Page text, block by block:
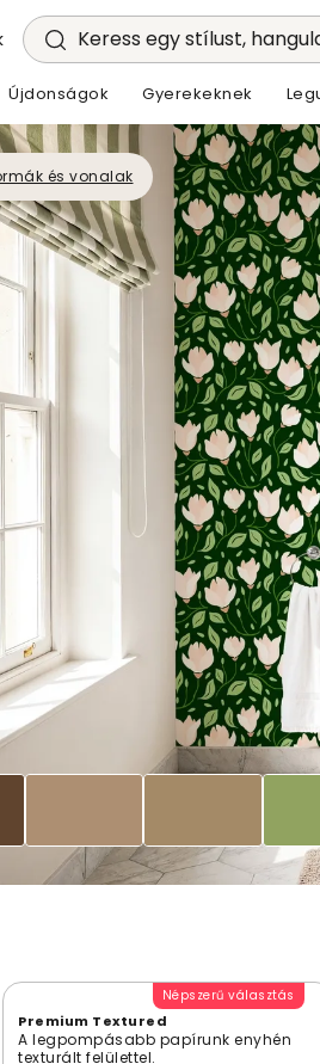
Keress egy stílust,
Újdonságok Gyerekeknek
és vonalak
Népszerű választás
Premium Textured
A legpompásabb papírunk enyhén
texturált felülettel.